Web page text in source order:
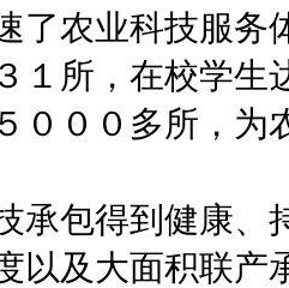
了农业科技服
１所，在校学生
０００多所，为
承包得到健康、
以及大面积联产